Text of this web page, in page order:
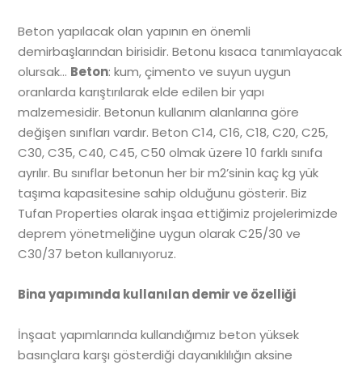
Beton yapılacak olan yapının en önemli
demirbaşlarından birisidir. Betonu kısaca tanımlayacak
olursak… Beton: kum, çimento ve suyun uygun
oranlarda karıştırılarak elde edilen bir yapı
malzemesidir. Betonun kullanım alanlarına göre
değişen sınıfları vardır. Beton C14, C16, C18, C20, C25,
C30, C35, C40, C45, C50 olmak üzere 10 farklı sınıfa
ayrılır. Bu sınıflar betonun her bir m2’sinin kaç kg yük
taşıma kapasitesine sahip olduğunu gösterir. Biz
Tufan Properties olarak inşaa ettiğimiz projelerimizde
deprem yönetmeliğine uygun olarak C25/30 ve
C30/37 beton kullanıyoruz.
Bina yapımında kullanılan demir ve özelliği
İnşaat yapımlarında kullandığımız beton yüksek
basınçlara karşı gösterdiği dayanıklılığın aksine